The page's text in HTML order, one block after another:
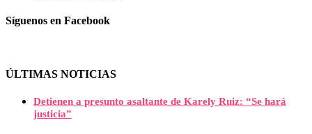
Síguenos en Facebook
ÚLTIMAS NOTICIAS
Detienen a presunto asaltante de Karely Ruiz: “Se hará
justicia”